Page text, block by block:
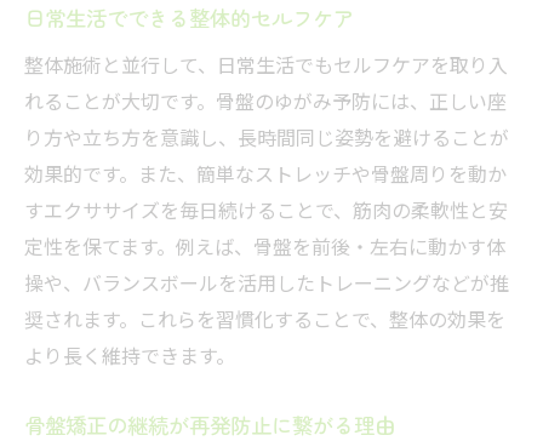
日常生活でできる整体的セルフケア
整体施術と並行して、日常生活でもセルフケアを取り入
れることが大切です。骨盤のゆがみ予防には、正しい座
り方や立ち方を意識し、長時間同じ姿勢を避けることが
効果的です。また、簡単なストレッチや骨盤周りを動か
すエクササイズを毎日続けることで、筋肉の柔軟性と安
定性を保てます。例えば、骨盤を前後・左右に動かす体
操や、バランスボールを活用したトレーニングなどが推
奨されます。これらを習慣化することで、整体の効果を
より長く維持できます。
骨盤矯正の継続が再発防止に繋がる理由